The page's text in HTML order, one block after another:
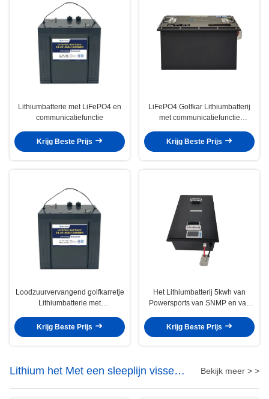
Lithiumbatterie met LiFePO4 en
communicatiefunctie
Krijg Beste Prijs
LiFePO4 Golfkar Lithiumbatterij
met communicatiefunctie
Krijg Beste Prijs
Loodzuurvervangend golfkarretje
Lithiumbatterie met
Krijg Beste Prijs
Het Lithiumbatterij 5kwh van
Powersports van SNMP en van
Golfcart/UTV/ATV
Krijg Beste Prijs
Lithium het Met een sleeplijn vissen
Motorbatterij
Bekijk meer > >